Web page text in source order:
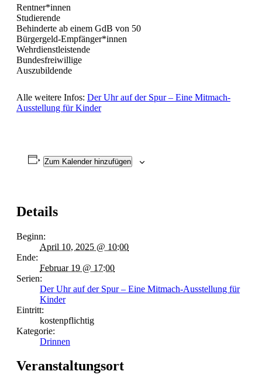
Rentner*innen
Studierende
Behinderte ab einem GdB von 50
Bürgergeld-Empfänger*innen
Wehrdienstleistende
Bundesfreiwillige
Auszubildende
Alle weitere Infos: Der Uhr auf der Spur – Eine Mitmach-
Ausstellung für Kinder
Zum Kalender hinzufügen
Details
Beginn:
April 10, 2025 @ 10:00
Ende:
Februar 19 @ 17:00
Serien:
Der Uhr auf der Spur – Eine Mitmach-Ausstellung für
Kinder
Eintritt:
kostenpflichtig
Kategorie:
Drinnen
Veranstaltungsort